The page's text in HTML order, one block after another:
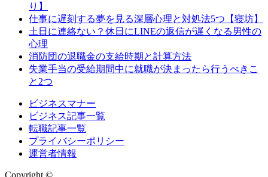
り】
仕事に遅刻する夢を見る深層心理と対処法5つ【寝坊】
土日に連絡ない？休日にLINEの返信が遅くなる男性の
心理
消防団の退職金の支給時期と計算方法
失業手当の受給期間中に就職が決まったら行うべきこ
と2つ
ビジネスマナー
ビジネス記事一覧
転職記事一覧
プライバシーポリシー
運営者情報
Copyright ©